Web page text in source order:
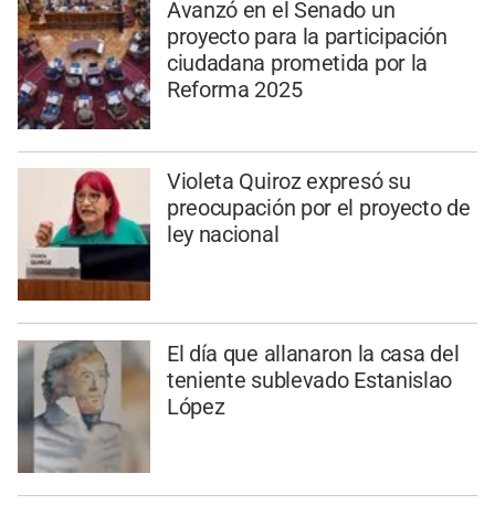
Avanzó en el Senado un
proyecto para la participación
ciudadana prometida por la
Reforma 2025
Violeta Quiroz expresó su
preocupación por el proyecto de
ley nacional
El día que allanaron la casa del
teniente sublevado Estanislao
López